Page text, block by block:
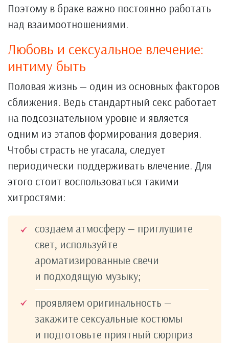
Поэтому в браке важно постоянно работать
над взаимоотношениями.
Любовь и сексуальное влечение:
интиму быть
Половая жизнь — один из основных факторов
сближения. Ведь стандартный секс работает
на подсознательном уровне и является
одним из этапов формирования доверия.
Чтобы страсть не угасала, следует
периодически поддерживать влечение. Для
этого стоит воспользоваться такими
хитростями:
создаем атмосферу — приглушите
свет, используйте
ароматизированные свечи
и подходящую музыку;
проявляем оригинальность —
закажите сексуальные костюмы
и подготовьте приятный сюрприз